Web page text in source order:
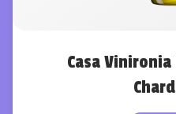
Casa